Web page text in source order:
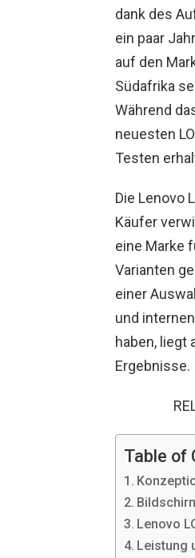
dank des
ein paar
auf den
Südafrika
Während
neuesten
Testen
Die Lenovo
Käufer
eine Marke
Varianten
einer
und
haben, liegt
Ergebnisse.
Table of
Lenovo
Leistung